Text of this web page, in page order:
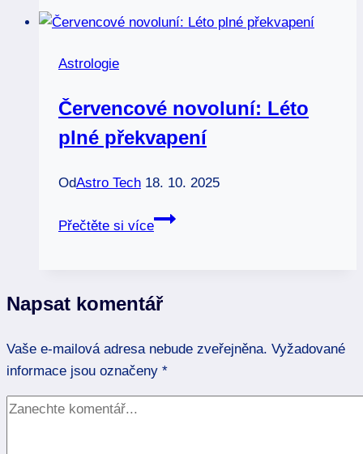
síla
Astrologie
Červencové novoluní: Léto
plné překvapení
OdAstro Tech 18. 10. 2025
Přečtěte si více
Červencové
překvapení
Napsat komentář
Vaše e-mailová adresa nebude zveřejněna. Vyžadované
informace jsou označeny *